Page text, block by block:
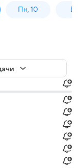
Пн, 10